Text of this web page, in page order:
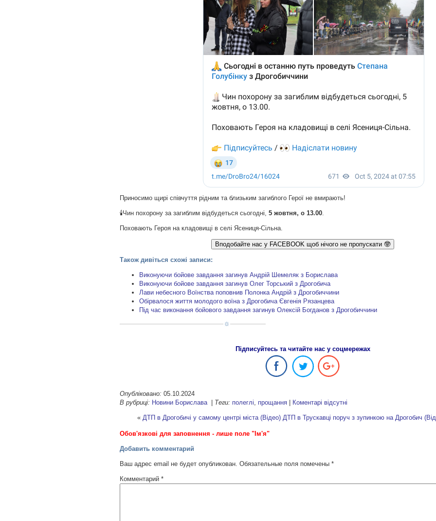
Приносимо щирі співчуття рідним та близьким загиблого Герої не вмирають!
🕯Чин похорону за загиблим відбудеться сьогодні,5 жовтня, о 13.00.
Поховають Героя на кладовищі в селі Ясениця-Сільна.
Вподобайте нас у FACEBOOK щоб нічого не пропускати 🤓
Також дивіться схожі записи:
Виконуючи бойове завдання загинув Андрій Шемеляк з Борислава
Виконуючи бойове завдання загинув Олег Торський з Дрогобича
Лави небесного Воїнства поповнив Полонка Андрій з Дрогобиччини
Обірвалося життя молодого воїна з Дрогобича Євгенія Рязанцева
Під час виконання бойового завдання загинув Олексій Богданов з Дрогобиччини
Підписуйтесь та читайте нас у соцмережах
Опубліковано: 05.10.2024
В рубриці: Новини Борислава | Теги: полеглі прощання | Коментарі відсутні
« ДТП в Дрогобичі у самому центрі міста (Відео) ДТП в Трускавці поруч з зупинкою на Дрогобич
Обов'язкові для заповнення - лише поле "Ім'я"
Добавить комментарий
Ваш адрес email не будет опубликован. Обязательные поля помечены*
Комментарий*